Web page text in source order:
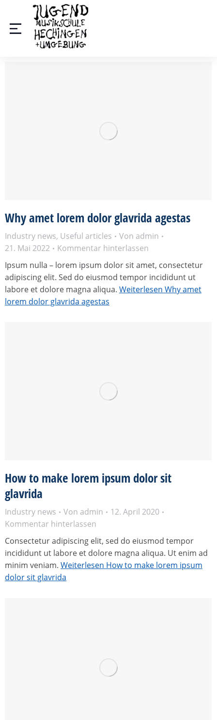
Why amet lorem dolor glavrida agestas
Industry news, Useful articles Von admin
21. Mai 2022
Kommentar hinterlassen
Ipsum nulla – lorem ipsum dolor sit amet, consectetur
adipiscing elit. Sed do eiusmod tempor incididunt ut
labore et dolore magna aliqua. Weiterlesen Why amet
lorem dolor glavrida agestas
How to make lorem ipsum dolor sit
glavrida
Industry news Von admin
12. April 2020
Kommentar hinterlassen
Consectetur adipiscing elit, sed do eiusmod tempor
incididunt ut labore et dolore magna aliqua. Ut enim ad
minim veniam. Weiterlesen How to make lorem ipsum
dolor sit glavrida